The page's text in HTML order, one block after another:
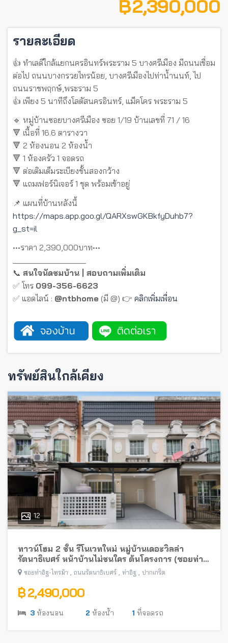
฿ 2,390,000
รายละเอียด
👍 ทำเลดีใกล้แยกนครอินทร์พระราม 5 บางศรีเมือง มีถนนเชื่อม
ต่อไป ถนนบางกรวยไทรน้อย, บางศรีเมืองไปท่าน้ำนนท์, ไป
ถนนราชพฤกษ์,พระราม 5
👍 เพียง 5 นาทีถึงโลตัสนครอินทร์, แม็คโคร พระราม 5
🔹 หมู่บ้านซอยบางศรีเมือง ซอย 1/19 บ้านเลขที่ 71 / 16
🔻 เนื้อที่ 16.6 ตารางวา
🔻 2 ห้องนอน 2 ห้องน้ำ
🔻 1 ห้องครัว 1 จอดรถ
🔻 ต่อเติมเต็มระเบียงชั้นสองกว้าง
🔻 แถมเฟอร์นิเจอร์ 1 ชุด พร้อมเข้าอยู่
📌 แผนที่บ้านหลังนี้
https://maps.app.goo.gl/QARXswGKBkfyDuhb7?
g_st=il
•••ราคา 2,390,000บาท•••
📞 สนใจนัดชมบ้าน | สอบถามเพิ่มเติม
✅ โทร 099-356-6623
✅ แอดไลน์ : @ntbhome (มี @) 👉 คลิกเพิ่มเพื่อน
ทรัพย์สินใกล้เคียง
12
ทาวน์โฮม 2 ชั้น รีโนเวทใหม่ หมู่บ้านเดอะวิลล่า
รัตนาธิเบศร์ หน้าบ้านไม่ชนใคร ต้นโครงการ (ซอยท่า
อิฐ-ไทรม้า) พร้อมอยู่ ใกล้รถไฟฟ้าสายสีม่วง
ซอยท่าอิฐ-ไทรม้า , ถนนรัตนาธิเบศร์ , ท่าอิฐ , ปากเกร็ด
฿ 2,490,000
3 ห้องนอน 2 ห้องน้ำ 1 ที่จอดรถ